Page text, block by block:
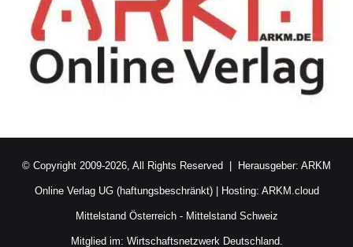
© Copyright 2009-2026, All Rights Reserved | Herausgeber: ARKM
Online Verlag UG (haftungsbeschränkt)| Hosting: ARKM.cloud
Mittelstand Österreich- Mittelstand Schweiz
Mitglied im: Wirtschaftsnetzwerk Deutschland.